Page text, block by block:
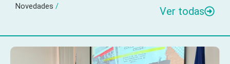
Novedades / Ver todas